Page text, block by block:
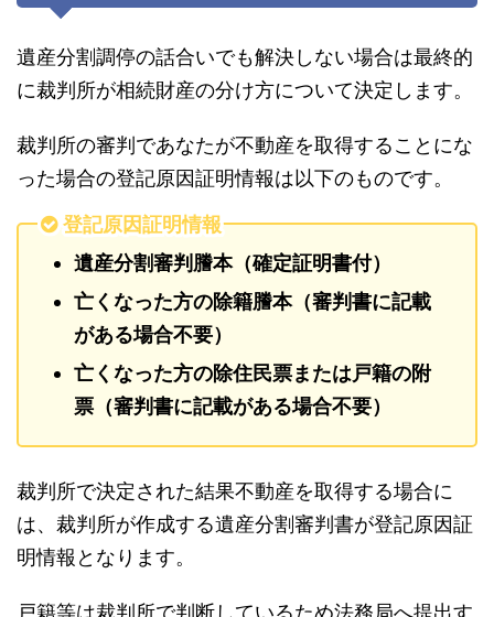
遺産分割調停の話合いでも解決しない場合は最終的
に裁判所が相続財産の分け方について決定します。
裁判所の審判であなたが不動産を取得することにな
った場合の登記原因証明情報は以下のものです。
登記原因証明情報
遺産分割審判謄本（確定証明書付）
亡くなった方の除籍謄本（審判書に記載
がある場合不要）
亡くなった方の除住民票または戸籍の附
票（審判書に記載がある場合不要）
裁判所で決定された結果不動産を取得する場合に
は、裁判所が作成する遺産分割審判書が登記原因証
明情報となります。
戸籍等は裁判所で判断しているため法務局へ提出す